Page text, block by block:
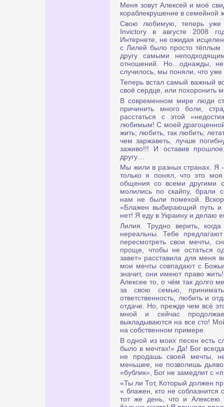
Меня зовут Алексей и моё
кораблекрушение в семейной
Свою любимую, теперь уже
Invictory в августе 2008
Интернете, не ожидая
с Лилей было просто тёплым
другу самыми
отношений. Но…однажды, не
случилось, мы поняли, что
Теперь встал самый важный
своё сердце, или похоронить
В современном мире люди
причинить много боли,
расстаться с этой
любимым! С моей
жить; любить, так любить;
чем заржаветь, лучше
заживо!!! И оставив
другу…
Мы жили в разных странах. Я
только я понял, что это моя
общения со всеми другими
молились по скайпу, брали
нам не были помехой.
«Блажен выбирающий путь
нет! Я еду в Украину и делаю
Лилия. Трудно верить,
нереальны. Тебе
пересмотреть свои мечты,
проще, чтобы не остаться
завет» расставила для меня
мои мечты совпадают с
значит, они имеют право
Алексее то, о чём так долго
за свою семью,
ответственность, любить и
отдаче. Но, прежде чем всё
мной и сейчас
выкладываются на все сто!
на собственном примере.
В одной из моих песен есть
было в мечтах!» Да! Бог
не продашь своей мечты,
меньшее, не позволишь
«бублик», Бог не замедлит с
«Ты ли Тот, Который должен
« блажен, кто не
тот же день, что и